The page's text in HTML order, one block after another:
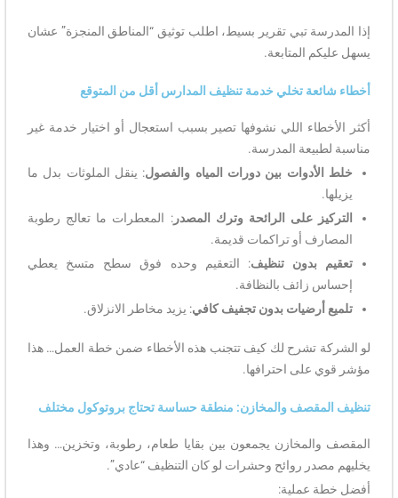
إذا المدرسة تبي تقرير بسيط، اطلب توثيق “المناطق المنجزة” عشان
يسهل عليكم المتابعة.
أخطاء شائعة تخلي خدمة تنظيف المدارس أقل من المتوقع
أكثر الأخطاء اللي نشوفها تصير بسبب استعجال أو اختيار خدمة غير
مناسبة لطبيعة المدرسة.
خلط الأدوات بين دورات المياه والفصول: ينقل الملوثات بدل ما
يزيلها.
التركيز على الرائحة وترك المصدر: المعطرات ما تعالج رطوبة
المصارف أو تراكمات قديمة.
تعقيم بدون تنظيف: التعقيم وحده فوق سطح متسخ يعطي
إحساس زائف بالنظافة.
تلميع أرضيات بدون تجفيف كافي: يزيد مخاطر الانزلاق.
لو الشركة تشرح لك كيف تتجنب هذه الأخطاء ضمن خطة العمل… هذا
مؤشر قوي على احترافها.
تنظيف المقصف والمخازن: منطقة حساسة تحتاج بروتوكول مختلف
المقصف والمخازن يجمعون بين بقايا طعام، رطوبة، وتخزين… وهذا
يخليهم مصدر روائح وحشرات لو كان التنظيف “عادي”.
أفضل خطة عملية: